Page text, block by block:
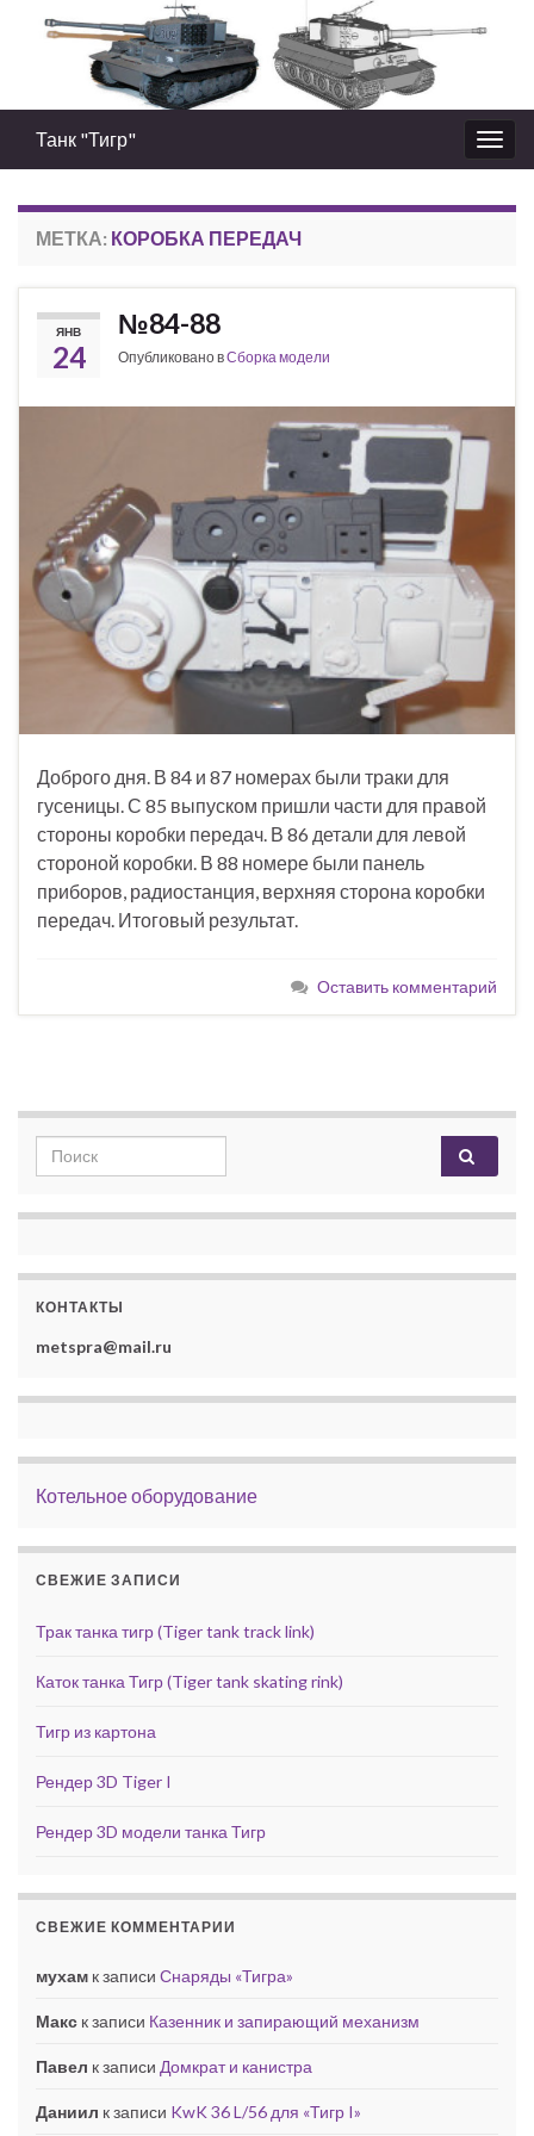
Вкл/
выкл
Танк "Тигр"
МЕТКА: КОРОБКА ПЕРЕДАЧ
ЯНВ
24
№84-88
Опубликовано вСборка модели
Доброго дня. В 84 и 87 номерах были траки для
гусеницы. С 85 выпуском пришли части для правой
стороны коробки передач. В 86 детали для левой
стороной коробки. В 88 номере были панель
приборов, радиостанция, верхняя сторона коробки
передач. Итоговый результат.
Оставить комментарий
Search for:
КОНТАКТЫ
metspra@mail.ru
Котельное оборудование
СВЕЖИЕ ЗАПИСИ
Трак танка тигр (Tiger tank track link)
Каток танка Тигр (Tiger tank skating rink)
Тигр из картона
Рендер 3D Tiger I
Рендер 3D модели танка Тигр
СВЕЖИЕ КОММЕНТАРИИ
мухам к записи Снаряды «Тигра»
Макс к записи Казенник и запирающий механизм
Павел к записи Домкрат и канистра
Даниил к записи KwK 36 L/56 для «Тигр I»